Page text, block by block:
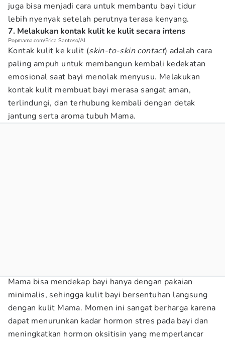
juga bisa menjadi cara untuk membantu bayi tidur
lebih nyenyak setelah perutnya terasa kenyang.
7. Melakukan kontak kulit ke kulit secara intens
Popmama.com/Erica Santoso/AI
Kontak kulit ke kulit (skin-to-skin contact) adalah cara
paling ampuh untuk membangun kembali kedekatan
emosional saat bayi menolak menyusu. Melakukan
kontak kulit membuat bayi merasa sangat aman,
terlindungi, dan terhubung kembali dengan detak
jantung serta aroma tubuh Mama.
Mama bisa mendekap bayi hanya dengan pakaian
minimalis, sehingga kulit bayi bersentuhan langsung
dengan kulit Mama. Momen ini sangat berharga karena
dapat menurunkan kadar hormon stres pada bayi dan
meningkatkan hormon oksitisin yang memperlancar